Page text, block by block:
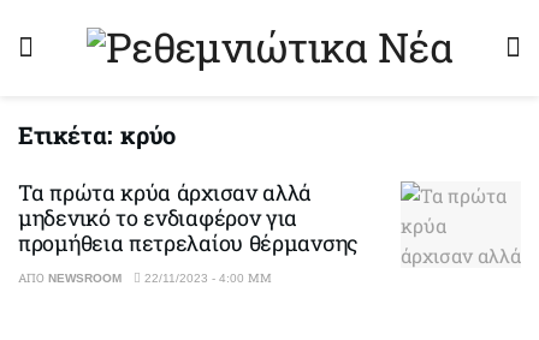
Ετικέτα:κρύο
Τα πρώτα κρύα άρχισαν αλλά
μηδενικό το ενδιαφέρον για
προμήθεια πετρελαίου θέρμανσης
ΑΠΌ NEWSROOM 22/11/2023 - 4:00 ΜΜ